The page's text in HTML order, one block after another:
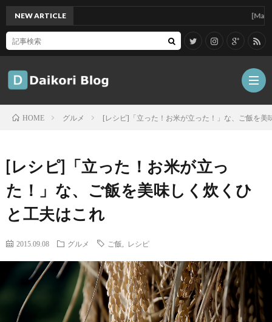
ェ
ッ
ル
メ
旅
NEW ARTICLE [Mac]Mac
HOME グルメ [レシピ]「立った！お米が立った！」な、ご飯を美
[レシピ]「立った！お米が立っ
た！」な、ご飯を美味しく炊くひ
と工夫はこれ
2015.09.08 グルメ ご飯 レシピ